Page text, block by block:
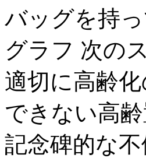
バッグを持
グラフ 次の
適切に高齢
できない高
記念碑的な